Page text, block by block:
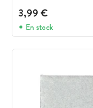
3,99 €
En stock